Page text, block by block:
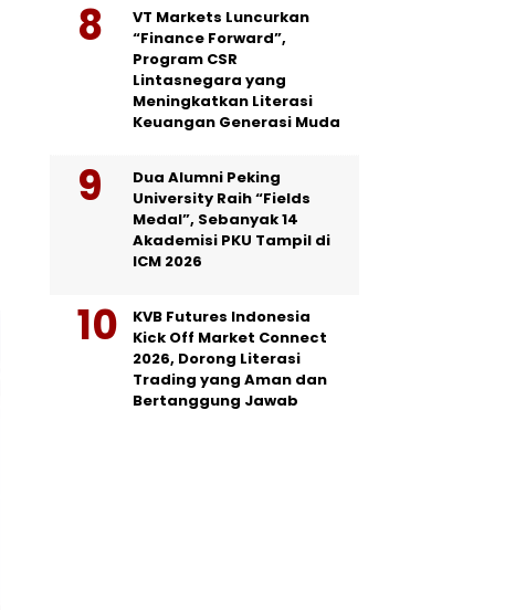
VT Markets Luncurkan
“Finance Forward”,
Program CSR
Lintasnegara yang
Meningkatkan Literasi
Keuangan Generasi Muda
Dua Alumni Peking
University Raih “Fields
Medal”, Sebanyak 14
Akademisi PKU Tampil di
ICM 2026
KVB Futures Indonesia
Kick Off Market Connect
2026, Dorong Literasi
Trading yang Aman dan
Bertanggung Jawab